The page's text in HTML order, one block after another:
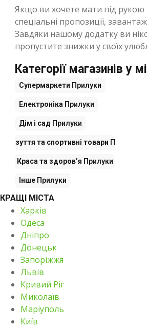
Якщо ви хочете мати під рукою
спеціальні пропозиції,
Завдяки нашому додатку ви
пропустите знижки у своїх
Категорії магазинів у
Супермаркети Прилуки
Електроніка Прилуки
Дім і сад Прилуки
взуття та спортивні товари Прилуки
Краса та здоров’я Прилуки
Інше Прилуки
КРАЩІ МІСТА
Харків
Одеса
Дніпро
Донецьк
Запоріжжя
Львів
Кривий Ріг
Миколаїв
Маріуполь
Київ